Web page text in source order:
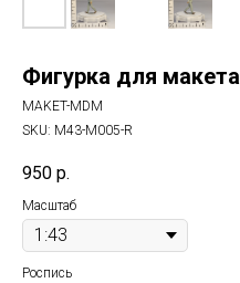
Фигурка для макета
MAKET-MDM
SKU: M43-M005-R
950 р.
Масштаб
Роспись